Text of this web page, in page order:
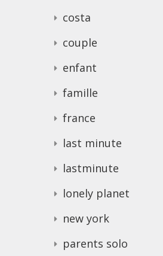
costa
couple
enfant
famille
france
last minute
lastminute
lonely planet
new york
parents solo